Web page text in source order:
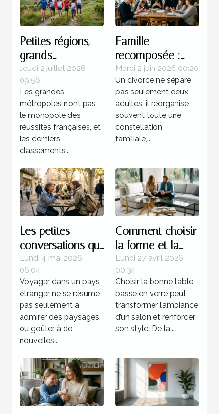
Petites régions,
grands
champions : une
réalité française
Jeudi 2 juillet 2026
09:56
Les grandes
métropoles n’ont pas
le monopole des
réussites françaises, et
les derniers
classements...
Famille
recomposée :
quels enjeux
juridiques après
une séparation ?
Mardi 2 juin 2026 00:20
Un divorce ne sépare
pas seulement deux
adultes, il réorganise
souvent toute une
constellation
familiale,...
Les petites
conversations qui
transforment
l’expérience d’un
pays
Lundi 4 mai 2026
06:04
Voyager dans un pays
étranger ne se résume
pas seulement à
admirer des paysages
ou goûter à de
nouvelles...
Comment choisir
la forme et la
couleur de votre
table basse en
verre ?
Lundi 27 avril 2026
00:34
Choisir la bonne table
basse en verre peut
transformer l’ambiance
d’un salon et renforcer
son style. De la...